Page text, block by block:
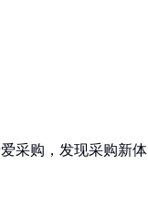
采购，发现采购新体